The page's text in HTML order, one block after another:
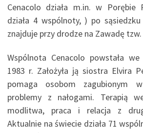
Cenacolo działa m.in. w Porębie
działa 4 wspólnoty, ) po
znajduje przy drodze na Zawadę
Wspólnota Cenacolo powstała
1983 r. Założyła ją siostra Elvira
pomaga osobom zagubionym
problemy z nałogami. Terapią
modlitwa, praca i relacja z
Aktualnie na świecie działa 71